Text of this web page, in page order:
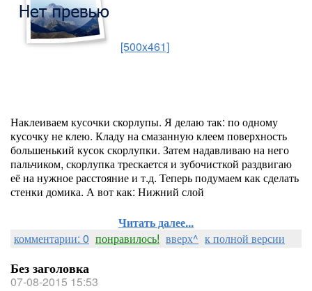
[500x461]
Наклеиваем кусочки скорлупы. Я делаю так: по одному
кусочку не клею. Кладу на смазанную клеем поверхность
большенький кусок скорлупки. Затем надавливаю на него
пальчиком, скорлупка трескается и зубочисткой раздвигаю
её на нужное расстояние и т.д. Теперь подумаем как сделать
стенки домика. А вот как: Нижний слой
Читать далее...
комментарии: 0 понравилось! вверх^ к полной версии
Без заголовка
07-08-2015 15:53